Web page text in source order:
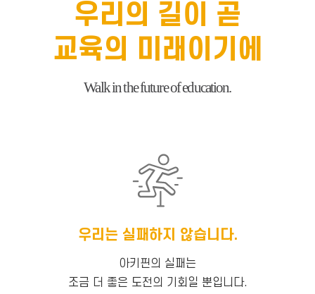
우리의 길이 곧
교육의 미래이기에
Walk in the future of education.
우리는 실패하지 않습니다.
아키핀의 실패는
조금 더 좋은 도전의 기회일 뿐입니다.